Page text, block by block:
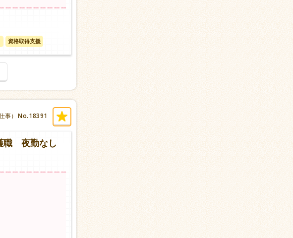
資格取得支援
事） No.18391
職 夜勤なし